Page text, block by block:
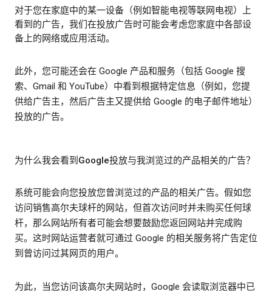
对于您在家庭中的某一设备（例如智能电视等联网电视）上
看到的广告，我们在投放广告时可能会考虑您家庭中各部设
备上的网络或应用活动。
此外，您可能还会在 Google 产品和服务（包括 Google 搜
索、Gmail 和 YouTube）中看到根据特定信息（例如，您提
供给广告主，然后广告主又提供给 Google 的电子邮件地址）
投放的广告。
为什么我会看到Google投放与我浏览过的产品相关的广告？
系统可能会向您投放您曾浏览过的产品的相关广告。假如您
访问销售高尔夫球杆的网站，但首次访问时并未购买任何球
杆，那么网站所有者可能会想要鼓励您返回网站并完成购
买。这时网站运营者就可通过 Google 的相关服务将广告定位
到曾访问过其网页的用户。
为此，当您访问该高尔夫网站时，Google 会读取浏览器中已